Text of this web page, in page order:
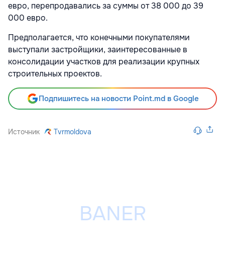
евро, перепродавались за суммы от 38 000 до 39
000 евро.
Предполагается, что конечными покупателями
выступали застройщики, заинтересованные в
консолидации участков для реализации крупных
строительных проектов.
Подпишитесь на новости Point.md в Google
Источник Tvrmoldova